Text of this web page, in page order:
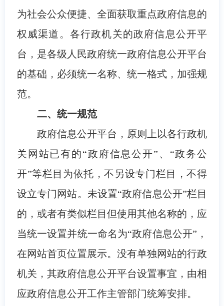
为社会公众便捷、全面获取重点政府信息的
权威渠道。各行政机关的政府信息公开平
台，是各级人民政府统一政府信息公开平台
的基础，必须统一名称、统一格式，加强规
范。
二、统一规范
政府信息公开平台，原则上以各行政机
关网站已有的“政府信息公开”、“政务公
开”等栏目为依托，不另设专门栏目，不得
设立专门网站。未设置“政府信息公开”栏目
的，或者有类似栏目但使用其他名称的，应
当统一设置并统一命名为“政府信息公开”，
在网站首页位置展示。没有单独网站的行政
机关，其政府信息公开平台设置事宜，由相
应政府信息公开工作主管部门统筹安排。